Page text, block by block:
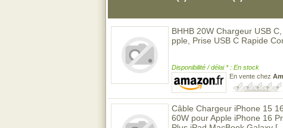
BHHB 20W Chargeur USB
pple, Prise USB C Rapide
Disponibilité / délai * : En stock
En vente chez
Câble Chargeur iPhone 15
60W pour Apple iPhone 16